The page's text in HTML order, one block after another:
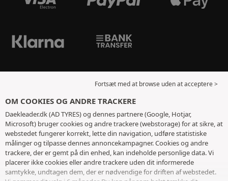
Fortsæt med at browse uden at acceptere >
OM COOKIES OG ANDRE TRACKERE
Daekleader.dk (AD TYRES) og dennes partnere (Google, Hotjar,
Microsoft) bruger cookies og andre trackere (webstorage) for at sikre, at
webstedet fungerer korrekt, lette din navigation, udføre statistiske
målinger og tilpasse dennes annoncekampagner. Cookies og andre
trackere, der er gemt på din enhed, kan indeholde personlige data. Vi
placerer ikke cookies eller andre trackere uden dit informerede
samtykke, undtagen dem, der er nødvendige for driften af ​​webstedet.